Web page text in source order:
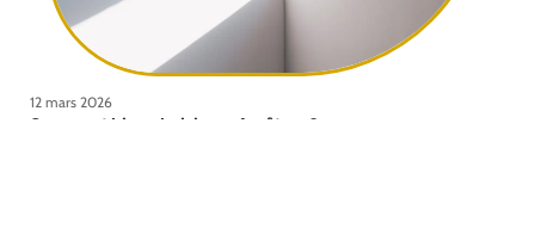
12 mars 2026
Comment bien choisir ses fenêtres ?